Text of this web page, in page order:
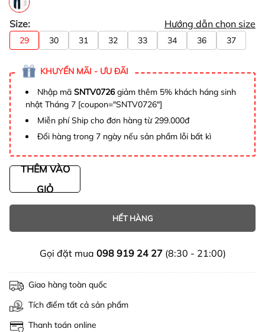
Size: Hướng dẫn chọn size
29 30 31 32 33 34 36 37
KHUYẾN MÃI - ƯU ĐÃI
Nhập mã SNTV0726giảm thêm 5% khách háng sinh
nhật Tháng 7 [coupon="SNTV0726"]
Miễn phí Ship cho đơn hàng từ 299.000đ
Đổi hàng trong 7 ngày nếu sản phẩm lỗi bất kì
THÊM VÀO
GIỎ
HẾT HÀNG
Gọi đặt mua 098 919 24 27(8:30 - 21:00)
Giao hàng toàn quốc
Tích điểm tất cả sản phẩm
Thanh toán online